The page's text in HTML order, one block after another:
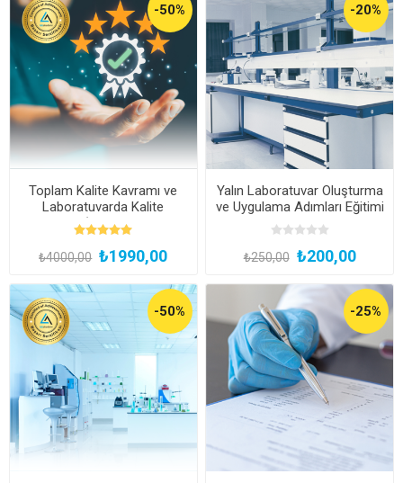
-50%
Toplam Kalite Kavramı ve
Laboratuvarda Kalite
Yaklaşımı (Kayıttan Hemen
İzle)
₺4000,00 ₺1990,00
-20%
Yalın Laboratuvar Oluşturma
ve Uygulama Adımları Eğitimi
₺250,00 ₺200,00
-50% -25%